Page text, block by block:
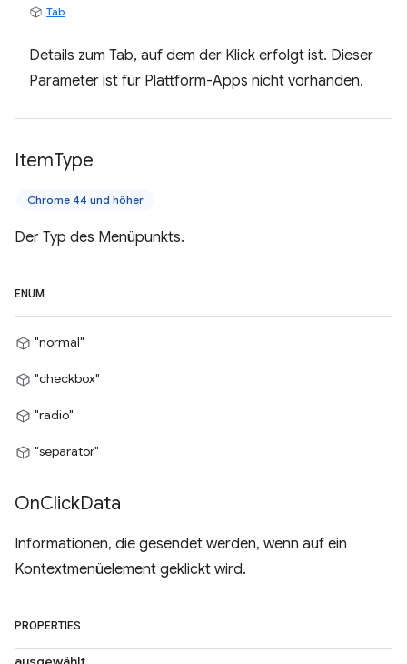
Tab
Details zum Tab, auf dem der Klick erfolgt ist. Dieser
Parameter ist für Plattform-Apps nicht vorhanden.
ItemType
Chrome 44 und höher
Der Typ des Menüpunkts.
ENUM
"normal"
"checkbox"
"radio"
"separator"
OnClickData
Informationen, die gesendet werden, wenn auf ein
Kontextmenüelement geklickt wird.
PROPERTIES